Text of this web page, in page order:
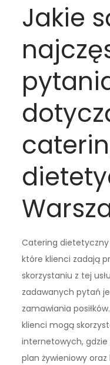
Jakie
Catering dietetyczny
które klienci zadają
skorzystaniu z tej
zadawanych pytań
zamawiania
klienci mogą
internetowych,
plan żywieniowy oraz